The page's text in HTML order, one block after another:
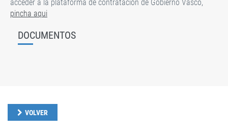
acceder a la plataforma de contratación de Gobierno Vasco,
pincha aqui
DOCUMENTOS
VOLVER